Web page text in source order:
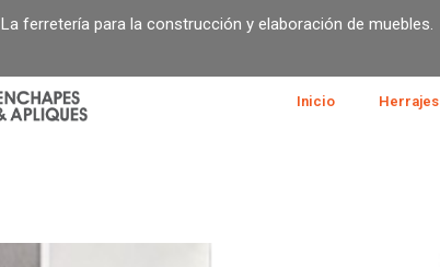
La ferretería para la construcción y elaboración de muebles.
Inicio Herrajes